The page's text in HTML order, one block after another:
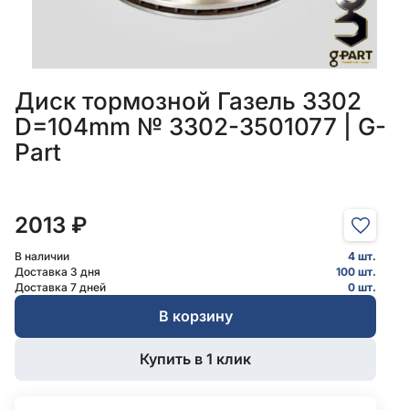
Диск тормозной Газель 3302
D=104mm № 3302-3501077 | G-
Part
2013 ₽
В наличии
4 шт.
Доставка 3 дня
100 шт.
Доставка 7 дней
0 шт.
В корзину
Купить в 1 клик